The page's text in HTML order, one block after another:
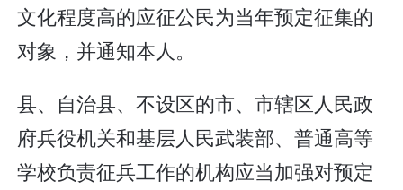
文化程度高的应征公民为当年预定征集的
对象，并通知本人。
县、自治县、不设区的市、市辖区人民政
府兵役机关和基层人民武装部、普通高等
学校负责征兵工作的机构应当加强对预定